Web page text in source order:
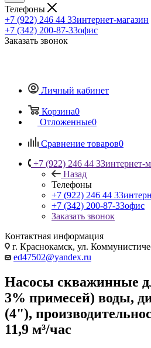
Телефоны
+7 (922) 246 44 33интернет-магазин
+7 (342) 200-87-33офис
Заказать звонок
Личный кабинет
Корзина0
Отложенные0
Сравнение товаров0
+7 (922) 246 44 33интернет-
Назад
Телефоны
+7 (922) 246 44 33
+7 (342) 200-87-33офис
Заказать звонок
Контактная информация
г. Краснокамск, ул.
ed47502@yandex.ru
Насосы скважинные
3% примесей) воды,
(4"),
11,9 м³/час